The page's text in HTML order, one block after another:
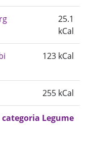
25.1
kCal
123 kCal
255 kCal
Legume